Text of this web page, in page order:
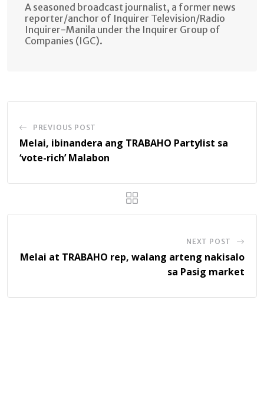
A seasoned broadcast journalist, a former news
reporter/anchor of Inquirer Television/Radio
Inquirer-Manila under the Inquirer Group of
Companies (IGC).
PREVIOUS POST
Melai, ibinandera ang TRABAHO Partylist sa
‘vote-rich’ Malabon
NEXT POST
Melai at TRABAHO rep, walang arteng nakisalo
sa Pasig market